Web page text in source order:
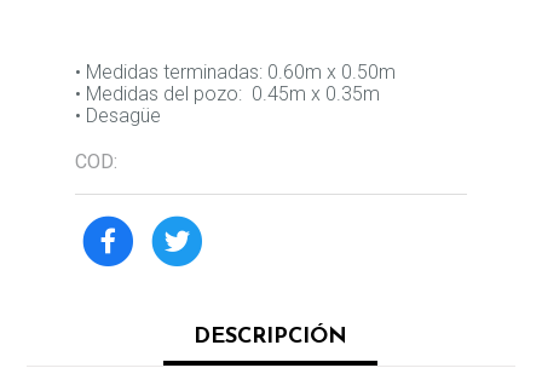
• Medidas terminadas: 0.60m x 0.50m
• Medidas del pozo: 0.45m x 0.35m
• Desagüe
COD:
DESCRIPCIÓN